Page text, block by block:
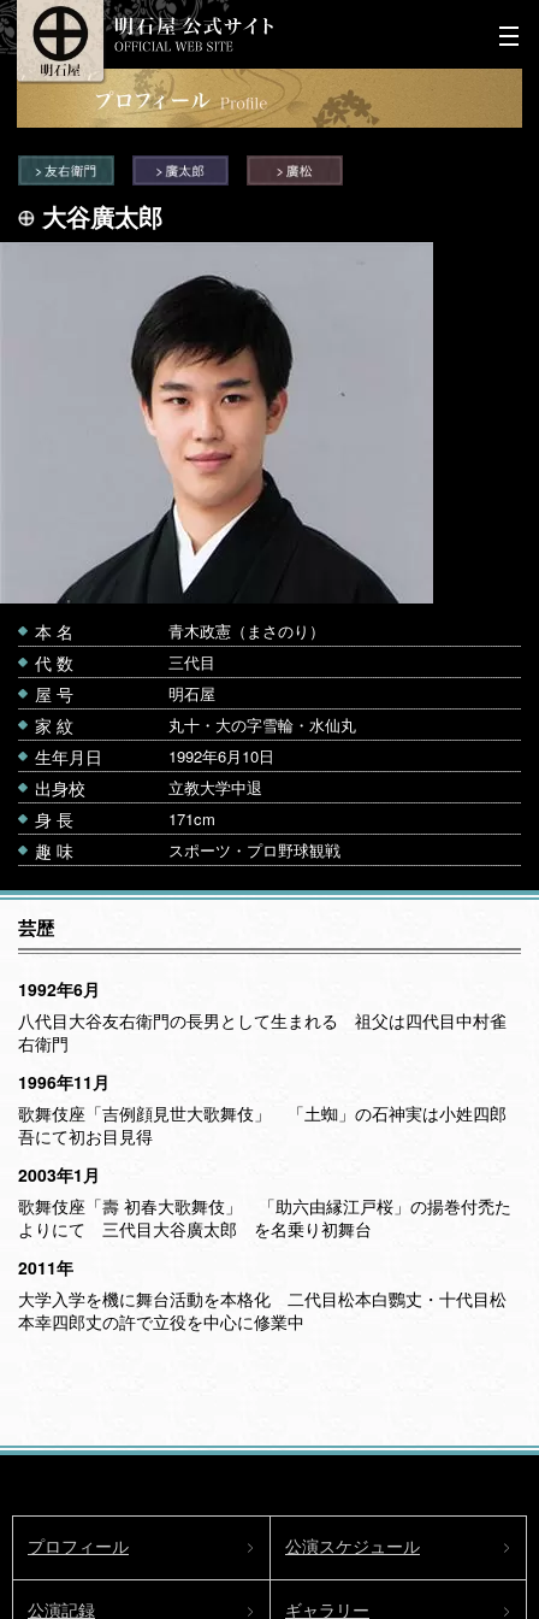
大谷廣太郎
本 名 青木政憲（まさのり）
代 数 三代目
屋 号 明石屋
家 紋 丸十・大の字雪輪・水仙丸
生年月日 1992年6月10日
出身校 立教大学中退
身 長 171cm
趣 味 スポーツ・プロ野球観戦
芸歴
1992年6月
八代目大谷友右衛門の長男として生まれる 祖父は四代目中村雀
右衛門
1996年11月
歌舞伎座「吉例顔見世大歌舞伎」 「土蜘」の石神実は小姓四郎
吾にて初お目見得
2003年1月
歌舞伎座「壽 初春大歌舞伎」 「助六由縁江戸桜」の揚巻付禿た
よりにて 三代目大谷廣太郎 を名乗り初舞台
2011年
大学入学を機に舞台活動を本格化 二代目松本白鸚丈・十代目松
本幸四郎丈の許で立役を中心に修業中
プロフィール 公演スケジュール
公演記録 ギャラリー